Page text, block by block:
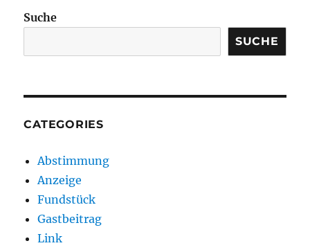
Suche
SUCHE
CATEGORIES
Abstimmung
Anzeige
Fundstück
Gastbeitrag
Link